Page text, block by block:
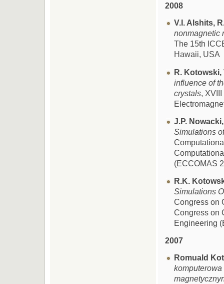
2008
V.I. Alshits,
nonmagnetic
The 15th
Hawaii, USA
R. Kotowski,
influence of
crystals ,
J.P.
Simulations
(ECCOMAS
R.K.
Simulations
Congress on
Congress on
Engineering
2007
Romuald